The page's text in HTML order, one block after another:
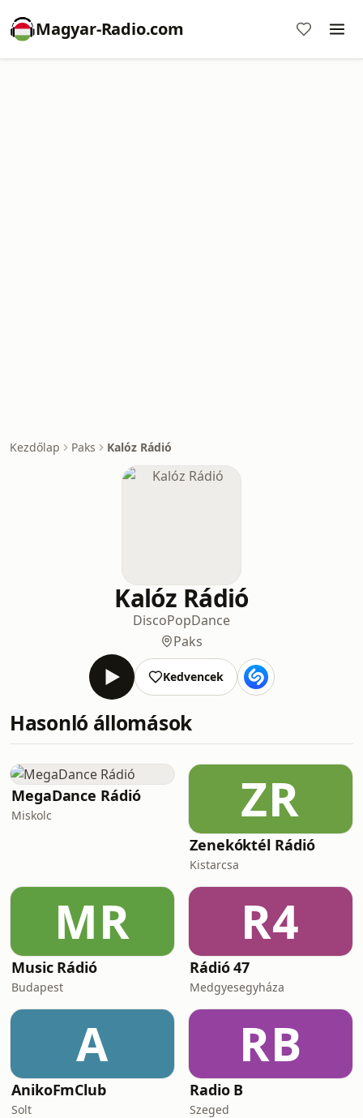
Magyar-Radio.com
Kezdőlap Paks Kalóz Rádió
Kalóz Rádió
DiscoPopDance
Paks
Kedvencek
Hasonló állomások
MegaDance Rádió
Miskolc ZR
Zenekóktél Rádió
Kistarcsa
MR
Music Rádió
Budapest
R4
Rádió 47
Medgyesegyháza
A
AnikoFmClub
Solt
RB
Radio B
Szeged